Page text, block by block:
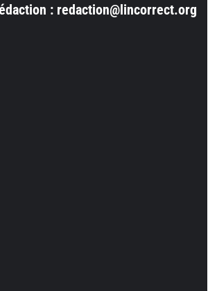
: redaction@lincorrect.org